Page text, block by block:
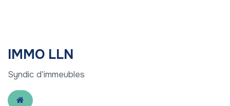
IMMO LLN
Syndic d’immeubles